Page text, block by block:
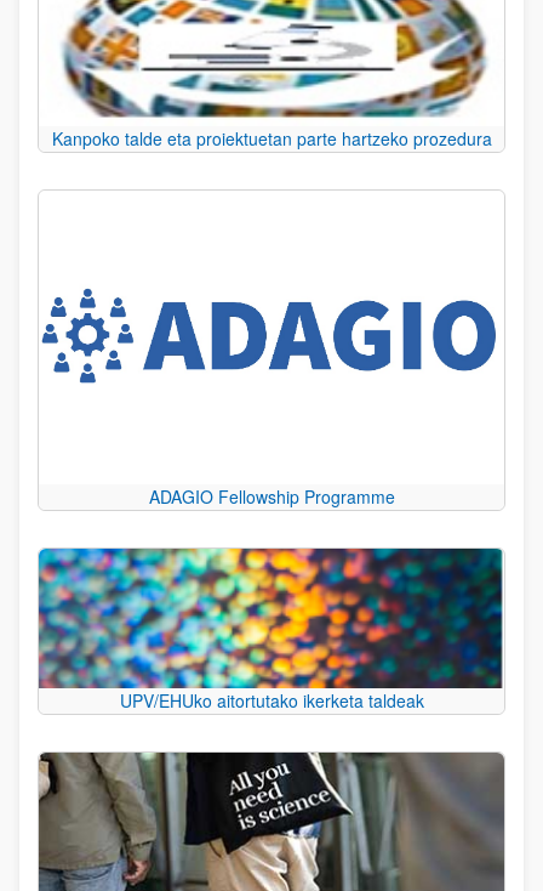
Kanpoko talde eta proiektuetan parte hartzeko prozedura
ADAGIO Fellowship Programme
UPV/EHUko aitortutako ikerketa taldeak